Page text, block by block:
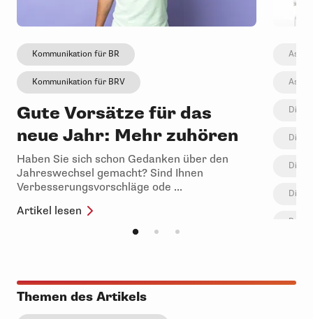
Kommunikation für BR
Kommunikation für BRV
Gute Vorsätze für das
neue Jahr: Mehr zuhören
Haben Sie sich schon Gedanken über den
Jahreswechsel gemacht? Sind Ihnen
Verbesserungsvorschläge ode ...
Artikel lesen
Themen des Artikels